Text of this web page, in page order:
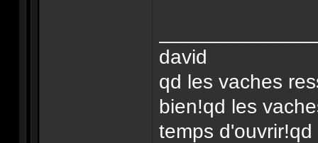
david
qd les vaches
bien!qd les
temps